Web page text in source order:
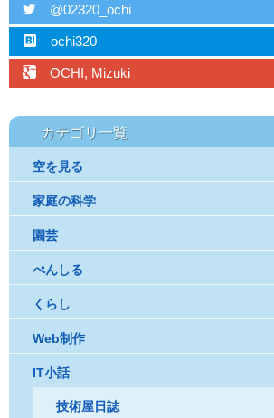
twitter @02320_ochi
hatebu ochi320
googleplus OCHI, Mizuki
カテゴリ一覧
空を見る
家庭の科学
園芸
ぺんしる
くらし
Web制作
IT小話
技術屋日誌